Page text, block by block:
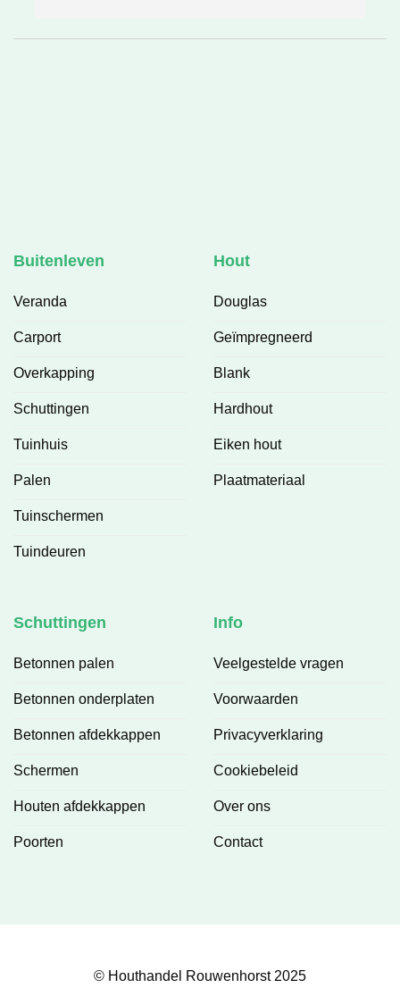
Buitenleven
Veranda
Carport
Overkapping
Schuttingen
Tuinhuis
Palen
Tuinschermen
Tuindeuren
Hout
Douglas
Geïmpregneerd
Blank
Hardhout
Eiken hout
Plaatmateriaal
Schuttingen
Betonnen palen
Betonnen onderplaten
Betonnen afdekkappen
Schermen
Houten afdekkappen
Poorten
Info
Veelgestelde vragen
Voorwaarden
Privacyverklaring
Cookiebeleid
Over ons
Contact
© Houthandel Rouwenhorst 2025